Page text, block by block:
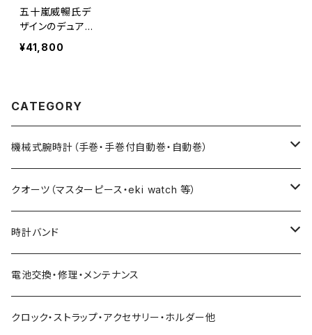
五十嵐威暢氏デ
ザインのデュア
ルウオッチ DU
AL TIME 12+24
¥41,800
CATEGORY
機械式腕時計（手巻・手巻付自動巻・自動巻）
藤原和博プロデュース（限定モデル）
限定モデル
urushi kiso 機械式
中仙道モデル
手巻腕時計 THE SPQR
限定モデル
手巻提げ SUPERIORE（スーペリオーレ）
クオーツ（マスターピース・eki watch 等）
限定モデル
藤原和博プロデュース（限定）
定番クオーツ
時計バンド
クロコダイル（20・18・17・14mm）
SOMESレザー・シート革（20・18・17・14ｍｍ）
電池交換・修理・メンテナンス
クロック・ストラップ・アクセサリー・ホルダー他